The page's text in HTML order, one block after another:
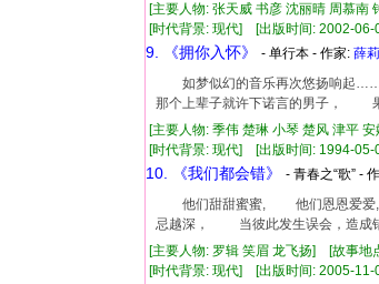
[主要人物: 张天威 书彦 沈丽晴 周慕
[时代背景: 现代] [出版时间: 2002-
9. 《拥你入怀》 - 单行本 - 作家: 薛莉
如梦似幻的音乐再次悠扬响
那个上辈子就许下诺言的男子， 果
[主要人物: 季伟 楚琳 小琴 楚风 津平
[时代背景: 现代] [出版时间: 1994-
10. 《我们都会错》 - 青春之“歌” -
他们甜甜蜜蜜, 他们恩恩爱
忌越深， 当彼此发生误会，造成
[主要人物: 罗辑 笑眉 龙飞扬] [故事
[时代背景: 现代] [出版时间: 2005-